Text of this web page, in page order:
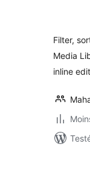
Filter,
Media
inline